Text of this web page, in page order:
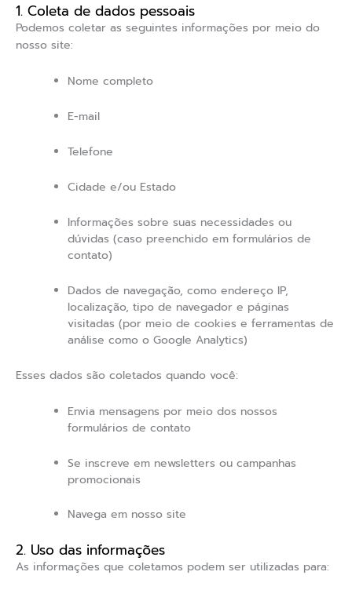
1. Coleta de dados pessoais
Podemos coletar as seguintes informações por meio do
nosso site:
Nome completo
E-mail
Telefone
Cidade e/ou Estado
Informações sobre suas necessidades ou
dúvidas (caso preenchido em formulários de
contato)
Dados de navegação, como endereço IP,
localização, tipo de navegador e páginas
visitadas (por meio de cookies e ferramentas de
análise como o Google Analytics)
Esses dados são coletados quando você:
Envia mensagens por meio dos nossos
formulários de contato
Se inscreve em newsletters ou campanhas
promocionais
Navega em nosso site
2. Uso das informações
As informações que coletamos podem ser utilizadas para: